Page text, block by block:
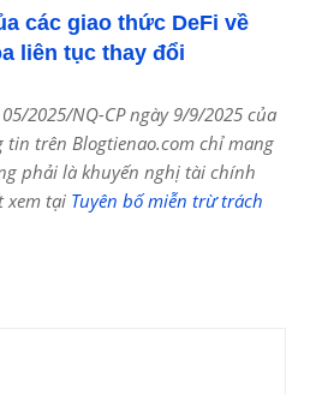
các giao thức DeFi về
liên tục thay đổi
2025/NQ-CP ngày 9/9/2025 của
trên Blogtienao.com chỉ mang
phải là khuyến nghị tài chính
xem tại Tuyên bố miễn trừ trách